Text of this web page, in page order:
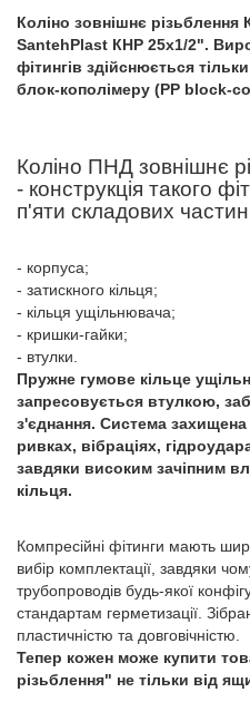
Коліно зовнішнє
SantehPlast КНР 25x1/2".
фітингів здійснюється
блок-кополімеру (PP block-
Коліно ПНД зовнішнє
- конструкція такого
п'яти складових
- корпуса;
- затискного кільця;
- кільця ущільнювача;
- кришки-гайки;
- втулки.
Пружне гумове кільце
запресовується втулкою,
з'єднання. Система
ривках, вібраціях,
завдяки високим зачіпним
кільця.
Компресійні фітинги мають
вибір комплектації, завдяки
трубопроводів будь-якої
стандартам герметизації.
пластичністю та довговічністю.
Тепер кожен може купити
різьблення" не тільки від